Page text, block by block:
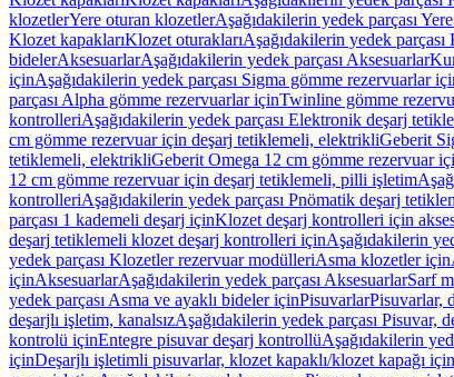
klozetlerYere oturan klozetlerAşağıdakilerin yedek parçası
Klozet kapaklarıKlozet oturaklarıAşağıdakilerin yedek parçası
bidelerAksesuarlarAşağıdakilerin yedek parçası Aksesuarlar
içinAşağıdakilerin yedek parçası Sigma gömme rezervuarlar
parçası Alpha gömme rezervuarlar içinTwinline gömme
kontrolleriAşağıdakilerin yedek parçası Elektronik deşarj
cm gömme rezervuar için deşarj tetiklemeli, elektrikliGeberit
tetiklemeli, elektrikliGeberit Omega 12 cm gömme rezervuar
12 cm gömme rezervuar için deşarj tetiklemeli, pilli işletim
kontrolleriAşağıdakilerin yedek parçası Pnömatik deşarj
parçası 1 kademeli deşarj içinKlozet deşarj kontrolleri için
deşarj tetiklemeli klozet deşarj kontrolleri içinAşağıdakilerin
yedek parçası Klozetler rezervuar modülleriAsma klozetler için
içinAksesuarlarAşağıdakilerin yedek parçası AksesuarlarSarf
yedek parçası Asma ve ayaklı bideler içinPisuvarlarPisuvarlar,
deşarjlı işletim, kanalsızAşağıdakilerin yedek parçası Pisuvar,
kontrolü içinEntegre pisuvar deşarj kontrollüAşağıdakilerin
içinDeşarjlı işletimli pisuvarlar, klozet kapaklı/klozet kapağı için